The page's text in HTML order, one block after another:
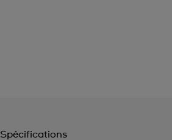
Spécifications